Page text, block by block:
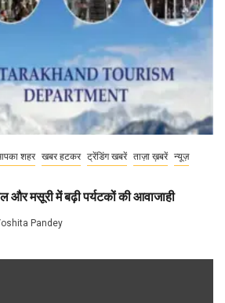
शहर खबर हटकर ट्रेंडिंग खबरें ताज़ा ख़बरें न्यूज़
और मसूरी में बढ़ी पर्यटकों की आवाजाही
Pandey